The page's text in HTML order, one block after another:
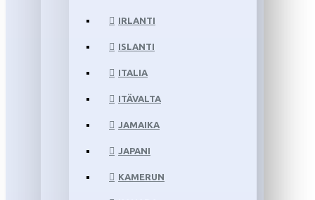
IRLANTI
ISLANTI
ITALIA
ITÄVALTA
JAMAIKA
JAPANI
KAMERUN